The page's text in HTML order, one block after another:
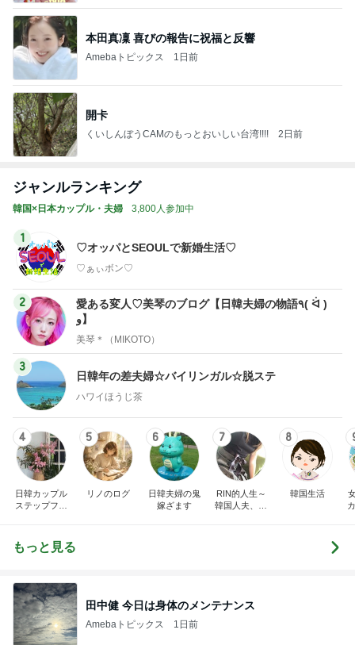
本田真凜 喜びの報告に祝福と反響
Amebaトピックス 1日前
開卡
くいしんぼうCAMのもっとおいしい台湾!!!! 2日前
ジャンルランキング
韓国×日本カップル・夫婦 3,800人参加中
1
♡オッパとSEOULで新婚生活♡
♡ぁぃボン♡
2
愛ある変人♡美琴のブログ【日韓夫婦の物語٩( ᐛ )
و】
美琴＊（MIKOTO）
3
日韓年の差夫婦☆バイリンガル☆脱ステ
ハワイほうじ茶
4
日韓カップル
ステップファ
5
リノのログ
6
日韓夫婦の鬼
嫁ざます
7
RIN的人生～
韓国人夫、日
8
韓国生活
もっと見る
田中健 今日は身体のメンテナンス
Amebaトピックス 1日前